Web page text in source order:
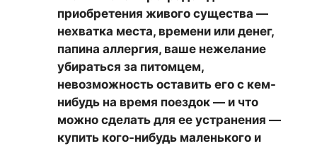
приобретения живого существа —
нехватка места, времени или денег,
папина аллергия, ваше нежелание
убираться за питомцем,
невозможность оставить его с кем-
нибудь на время поездок — и что
можно сделать для ее устранения —
купить кого-нибудь маленького и